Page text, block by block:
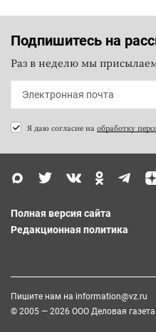
Подпишитесь на
Раз в неделю мы
Я даю согласие на обработку
Полная версия сайта
Редакционная политика
Пишите нам на information@vz.ru
© 2005 — 2026 ООО Деловая газета